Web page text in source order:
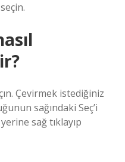
Çevirmek istediğiniz
sağındaki Seç’i
sağ tıklayıp